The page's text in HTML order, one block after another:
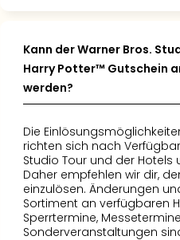
Kann der Warner Bros.
Harry Potter™ Gutschein
werden?
Die
richten sich nach
Studio Tour und der Hotels
Daher empfehlen wir dir,
einzulösen. Änderungen
Sortiment an verfügbaren
Sperrtermine,
Sonderveranstaltungen